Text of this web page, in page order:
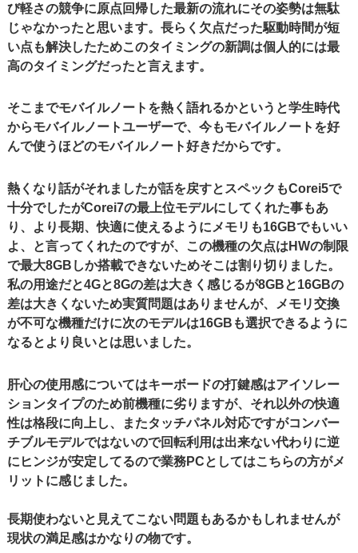
び軽さの競争に原点回帰した最新の流れにその姿勢は無駄
じゃなかったと思います。長らく欠点だった駆動時間が短
い点も解決したためこのタイミングの新調は個人的には最
高のタイミングだったと言えます。
そこまでモバイルノートを熱く語れるかというと学生時代
からモバイルノートユーザーで、今もモバイルノートを好
んで使うほどのモバイルノート好きだからです。
熱くなり話がそれましたが話を戻すとスペックもCorei5で
十分でしたがCorei7の最上位モデルにしてくれた事もあ
り、より長期、快適に使えるようにメモリも16GBでもいい
よ、と言ってくれたのですが、この機種の欠点はHWの制限
で最大8GBしか搭載できないためそこは割り切りました。
私の用途だと4Gと8Gの差は大きく感じるが8GBと16GBの
差は大きくないため実質問題はありませんが、メモリ交換
が不可な機種だけに次のモデルは16GBも選択できるように
なるとより良いとは思いました。
肝心の使用感についてはキーボードの打鍵感はアイソレー
ションタイプのため前機種に劣りますが、それ以外の快適
性は格段に向上し、またタッチパネル対応ですがコンバー
チブルモデルではないので回転利用は出来ない代わりに逆
にヒンジが安定してるので業務PCとしてはこちらの方がメ
リットに感じました。
長期使わないと見えてこない問題もあるかもしれませんが
現状の満足感はかなりの物です。